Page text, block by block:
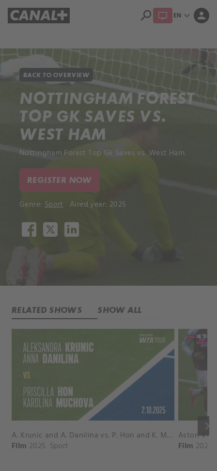
search EN expand_more person
BACK TO OVERVIEW
NOTTINGHAM FOREST
TOP GK SAVES VS.
WEST HAM
Nottingham Forest Top Gk Saves vs. West Ham.
REGISTER NOW
Genre: Sport Aired year: 2025
RELATED SHOWS SHOW ALL
keyboard_arrow_right
A. Krunic and A. Danilina vs. P. Hon and K. Muchova Match Highlights - BEIJING_Capital Group Diamond ( October 02, 2025)
Film 2025 Sport Film 2026